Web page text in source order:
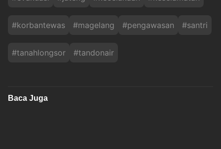
#korbantewas #magelang #pengawasan #santri
#tanahlongsor #tandonair
Baca Juga